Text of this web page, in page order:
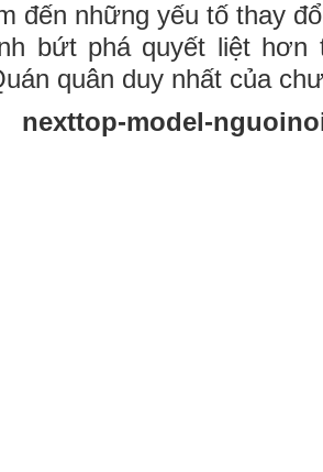
đến những yếu tố thay
bứt phá quyết liệt hơn
quân duy nhất của